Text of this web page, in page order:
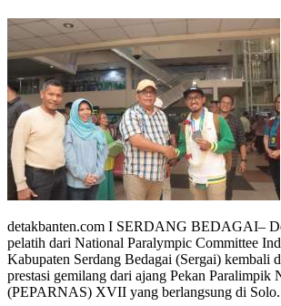
detakbanten.com I SERDANG BEDAGAI–
pelatih dari National Paralympic Committee
Kabupaten Serdang Bedagai (Sergai) kembali
prestasi gemilang dari ajang Pekan Paralimpik
(PEPARNAS) XVII yang berlangsung di Solo.